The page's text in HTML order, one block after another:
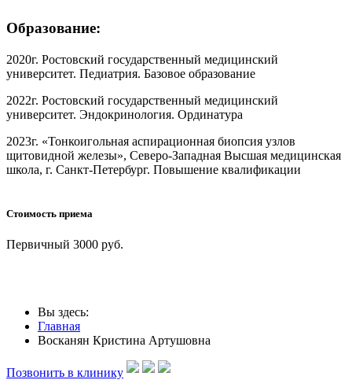
Образование:
2020г. Ростовский государственный медицинский
университет. Педиатрия. Базовое образование
2022г. Ростовский государственный медицинский
университет. Эндокринология. Ординатура
2023г. «Тонкоигольная аспирационная биопсия узлов
щитовидной железы», Северо-Западная Высшая медицинская
школа, г. Санкт-Петербург. Повышение квалификации
Стоимость приема
Первичный 3000 руб.
Вы здесь:
Главная
Восканян Кристина Артушовна
Позвонить в клинику